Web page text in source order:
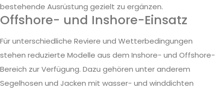
bestehende Ausrüstung gezielt zu ergänzen.
Offshore- und Inshore-Einsatz
Für unterschiedliche Reviere und Wetterbedingungen
stehen reduzierte Modelle aus dem Inshore- und Offshore-
Bereich zur Verfügung. Dazu gehören unter anderem
Segelhosen und Jacken mit wasser- und winddichten